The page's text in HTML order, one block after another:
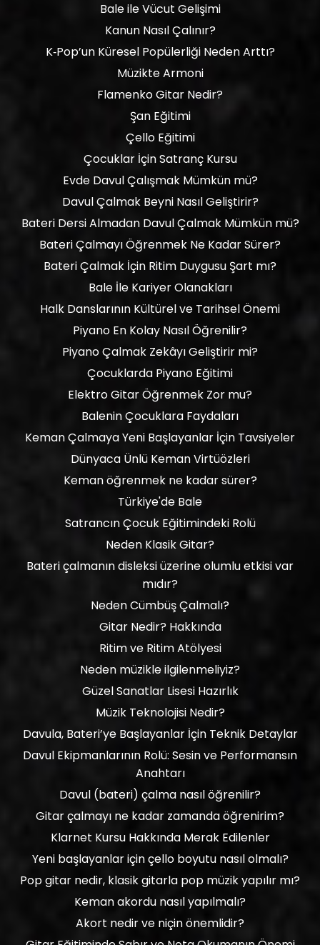
Bale ile Vücut Gelişimi
Kanun Nasıl Çalınır?
K‑Pop’un Küresel Popülerliği Neden Arttı?
Müzikte Armoni
Flamenko Gitar Nedir?
Şan Eğitimi
Çello Eğitimi
Çocuklar İçin Satranç Kursu
Evde Davul Çalışmak Mümkün mü?
Davul Çalmak Beyni Nasıl Geliştirir?
Bateri Dersi Almadan Davul Çalmak Mümkün mü?
Bateri Çalmayı Öğrenmek Ne Kadar Sürer?
Bateri Çalmak İçin Ritim Duygusu Şart mı?
Bale İle Kariyer Olanakları
Halk Danslarının Kültürel ve Tarihsel Önemi
Piyano En Kolay Nasıl Öğrenilir?
Piyano Çalmak Zekâyı Geliştirir mi?
Çocuklarda Piyano Eğitimi
Elektro Gitar Öğrenmek Zor mu?
Balenin Çocuklara Faydaları
Keman Çalmaya Yeni Başlayanlar İçin Tavsiyeler
Dünyaca Ünlü Keman Virtüözleri
Keman öğrenmek ne kadar sürer?
Türkiye'de Bale
Satrancın Çocuk Eğitimindeki Rolü
Neden Klasik Gitar?
Bateri çalmanın disleksi üzerine olumlu etkisi var
mıdır?
Neden Cümbüş Çalmalı?
Gitar Nedir? Hakkında
Ritim ve Ritim Atölyesi
Neden müzikle ilgilenmeliyiz?
Güzel Sanatlar Lisesi Hazırlık
Müzik Teknolojisi Nedir?
Davula, Bateri’ye Başlayanlar İçin Teknik Detaylar
Davul Ekipmanlarının Rolü: Sesin ve Performansın
Anahtarı
Davul (bateri) çalma nasıl öğrenilir?
Gitar çalmayı ne kadar zamanda öğrenirim?
Klarnet Kursu Hakkında Merak Edilenler
Yeni başlayanlar için çello boyutu nasıl olmalı?
Pop gitar nedir, klasik gitarla pop müzik yapılır mı?
Keman akordu nasıl yapılmalı?
Akort nedir ve niçin önemlidir?